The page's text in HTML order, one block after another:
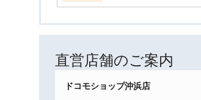
直営店舗のご案内
ドコモショップ沖浜店